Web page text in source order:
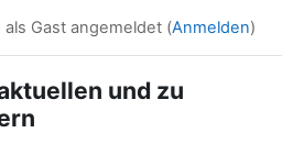
als Gast angemeldet (Anmelden)
und zu